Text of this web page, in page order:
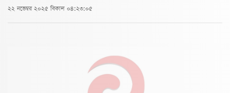
২২ নভেম্বর ২০২৫ বিকাল ০৪:২৩:০৫